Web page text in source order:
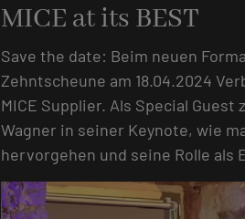
MICE at its BEST
Save the date: Beim neuen
Zehntscheune am 18.04.2024
MICE Supplier. Als Special
Wagner in seiner Keynote, wie
hervorgehen und seine Rolle